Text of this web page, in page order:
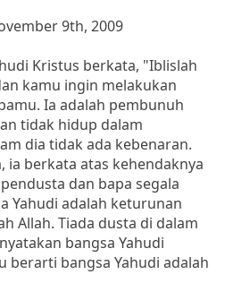
9th, 2009
Kristus berkata, "Iblislah
kamu ingin melakukan
Ia adalah pembunuh
tidak hidup dalam
dia tidak ada kebenaran.
ia berkata atas kehendaknya
dan bapa segala
Yahudi adalah keturunan
Allah. Tiada dusta di dalam
bangsa Yahudi
berarti bangsa Yahudi adalah